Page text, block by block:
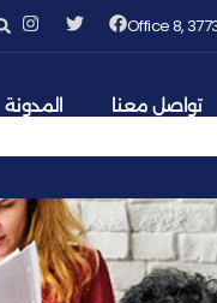
Office 8,
تواصل معنا المدونة